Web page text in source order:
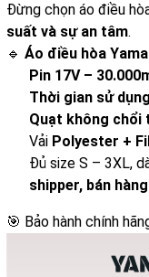
Đừng chọn áo điều
suất và sự an tâm.
🔹 Áo điều hòa
Pin 17V –
Thời gian sử
Quạt không chổi
Vải Polyester +
Đủ size S – 3XL,
shipper, bán
🎯 Bảo hành chính